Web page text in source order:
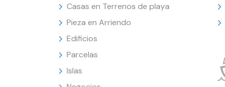
Casas en Terrenos de playa
Pieza en Arriendo
Edificios
Parcelas
Islas